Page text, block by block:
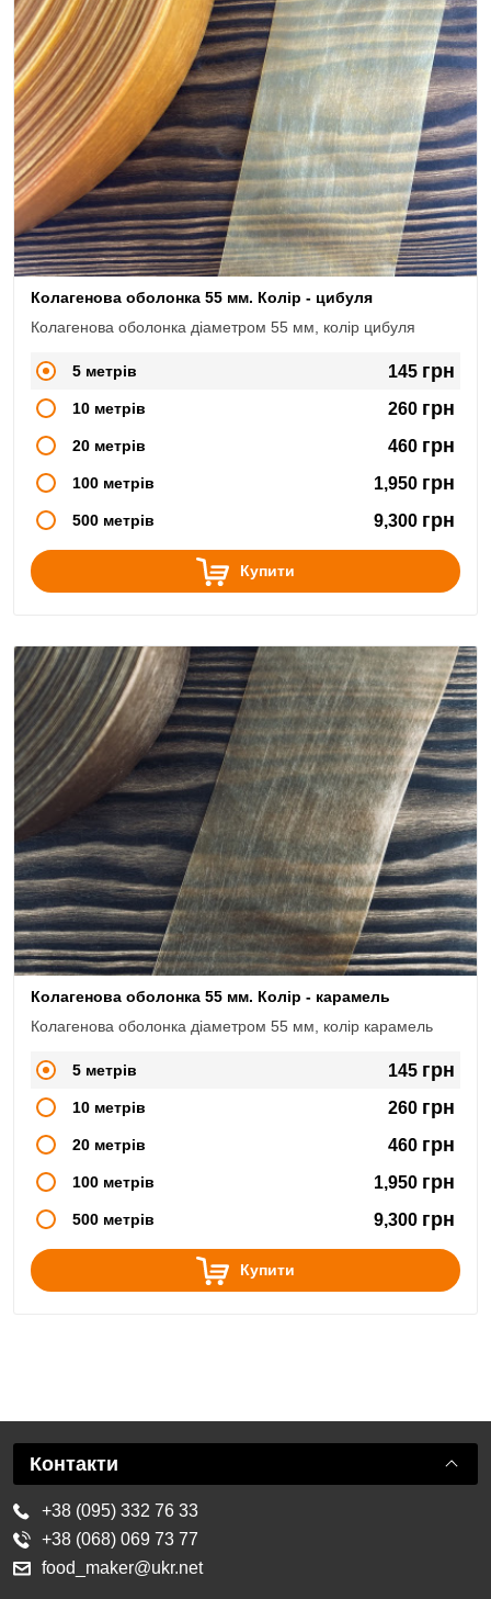
Колагенова оболонка 55 мм. Колір - цибуля
5 метрів 145 грн
10 метрів 260 грн
20 метрів 460 грн
100 метрів 1,950 грн
500 метрів 9,300 грн
Купити
Колагенова оболонка 55 мм. Колір - карамель
5 метрів 145 грн
10 метрів 260 грн
20 метрів 460 грн
100 метрів 1,950 грн
500 метрів 9,300 грн
Купити
Контакти
+38 (095) 332 76 33
+38 (068) 069 73 77
food_maker@ukr.net